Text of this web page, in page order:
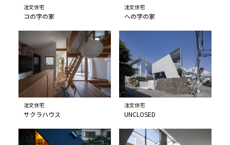
注文住宅
コの字の家
注文住宅
への字の家
注文住宅
サクラハウス
注文住宅
UNCLOSED